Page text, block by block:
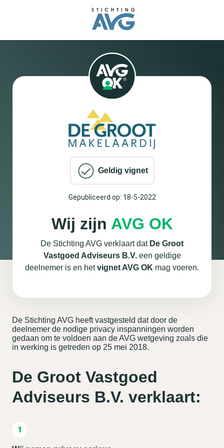
Geldig vignet
Gepubliceerd op: 18-5-2022
Wij zijn AVG OK
De Stichting AVG verklaart dat De Groot
Vastgoed Adviseurs B.V.een geldige
deelnemer is en hetvignet AVG OK mag voeren.
De Stichting AVG heeft vastgesteld dat door de
deelnemer de nodige privacy inspanningen worden
gedaan om te voldoen aan de AVG wetgeving zoals die
in werking is getreden op 25 mei 2018.
De Groot Vastgoed
Adviseurs B.V. verklaart: